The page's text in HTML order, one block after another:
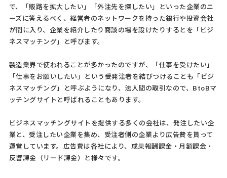
で、「販路を拡大したい」「外注先を探したい」といった企業のニ
ーズに答えるべく、経営者のネットワークを持った銀行や投資会社
が間に入り、企業を紹介したり商談の場を設けたりするとを「ビジ
ネスマッチング」と呼びます。
製造業界で使われることが多かったのですが、「仕事を受けたい」
「仕事をお願いしたい」という受発注者を結びつけることも「ビジ
ネスマッチング」と呼ぶようになり、法人間の取引なので、BtoBマ
ッチングサイトと呼ばれることもあります。
ビジネスマッチングサイトを提供する多くの会社は、発注したい企
業と、受注したい企業を集め、受注者側の企業より広告費を貰って
運営しています。広告費は各社により、成果報酬課金・月額課金・
反響課金（リード課金）と様々です。